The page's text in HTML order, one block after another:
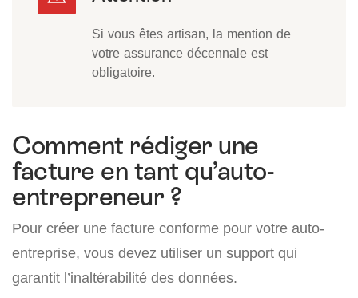
Si vous êtes artisan, la mention de
votre assurance décennale est
obligatoire.
Comment rédiger une
facture en tant qu’auto-
entrepreneur ?
Pour créer une facture conforme pour votre auto-
entreprise, vous devez utiliser un support qui
garantit l’inaltérabilité des données.